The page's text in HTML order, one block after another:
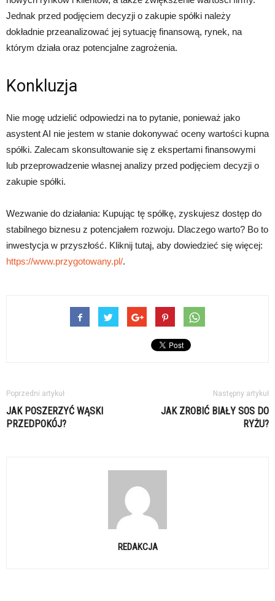
Jednak przed podjęciem decyzji o zakupie spółki należy
dokładnie przeanalizować jej sytuację finansową, rynek, na
którym działa oraz potencjalne zagrożenia.
Konkluzja
Nie mogę udzielić odpowiedzi na to pytanie, ponieważ jako
asystent AI nie jestem w stanie dokonywać oceny wartości kupna
spółki. Zalecam skonsultowanie się z ekspertami finansowymi
lub przeprowadzenie własnej analizy przed podjęciem decyzji o
zakupie spółki.
Wezwanie do działania: Kupując tę spółkę, zyskujesz dostęp do
stabilnego biznesu z potencjałem rozwoju. Dlaczego warto? Bo to
inwestycja w przyszłość. Kliknij tutaj, aby dowiedzieć się więcej:
https://www.przygotowany.pl/.
Poprzedni artykuł
JAK POSZERZYĆ WĄSKI
PRZEDPOKÓJ?
Następny artykuł
JAK ZROBIĆ BIAŁY SOS DO
RYŻU?
REDAKCJA